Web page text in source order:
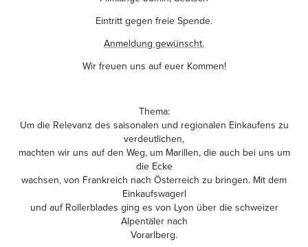
Eintritt gegen freie Spende.
Anmeldung gewünscht.
Wir freuen uns auf euer Kommen!
Thema:
Um die Relevanz des saisonalen und regionalen Einkaufens zu
verdeutlichen,
machten wir uns auf den Weg, um Marillen, die auch bei uns um
die Ecke
wachsen, von Frankreich nach Österreich zu bringen. Mit dem
Einkaufswagerl
und auf Rollerblades ging es von Lyon über die schweizer
Alpentäler nach
Vorarlberg.